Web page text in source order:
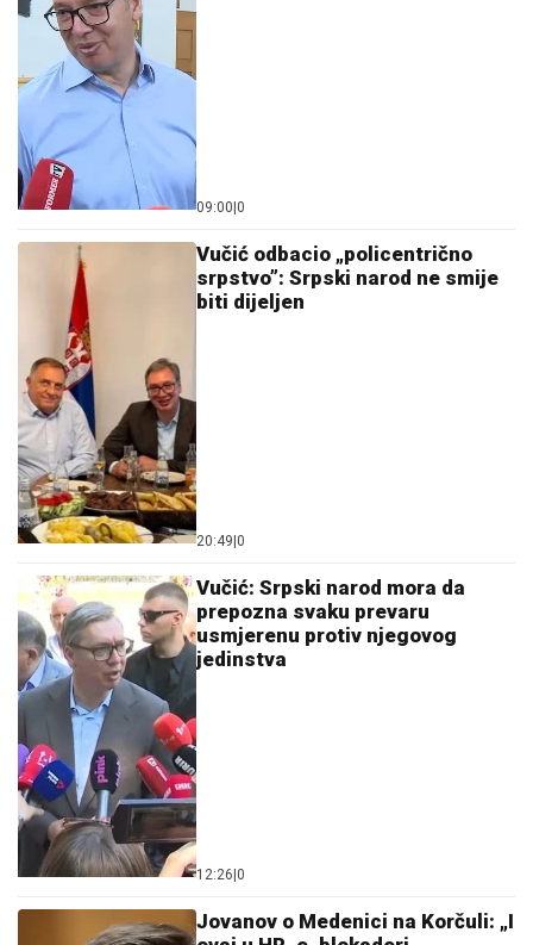
09:00 0
Vučić odbacio „policentrično
srpstvo”: Srpski narod ne smije
biti dijeljen
20:49 0
Vučić: Srpski narod mora da
prepozna svaku prevaru
usmjerenu protiv njegovog
jedinstva
12:26 0
Jovanov o Medenici na Korčuli: „I